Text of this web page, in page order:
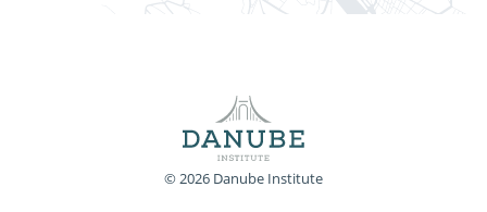
© 2026 Danube Institute